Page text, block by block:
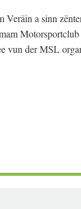
a sinn
Motorsportclub
vun der MSL